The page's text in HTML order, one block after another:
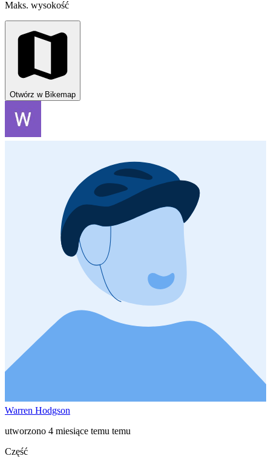
Maks. wysokość
Otwórz w Bikemap
Warren Hodgson
utworzono 4 miesiące temu temu
Część